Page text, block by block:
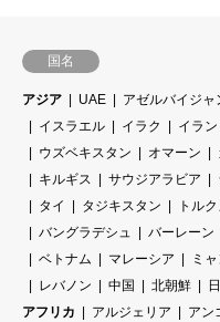
国名
アジア UAE アゼルバイジャ
イスラエル
イラク イラン
ウズベキスタン
オマーン
キルギス
サウジアラビア
タイ
タジキスタン トル
バングラデシュ
バーレーン
ベトナム
マレーシア ミ
レバノン
中国 北朝鮮
アフリカ
アルジェリア アン